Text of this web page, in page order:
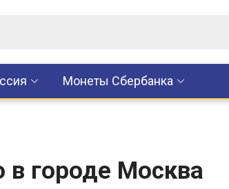
Монеты Сбербанка
городе Москва